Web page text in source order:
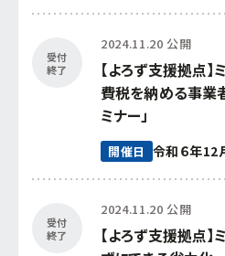
受付
終了
2024.11.20 公開
【よろず支援拠点
費税を納める事業
ミナー」
開催日 令和６年12
受付
終了
2024.11.20 公開
【よろず支援拠点